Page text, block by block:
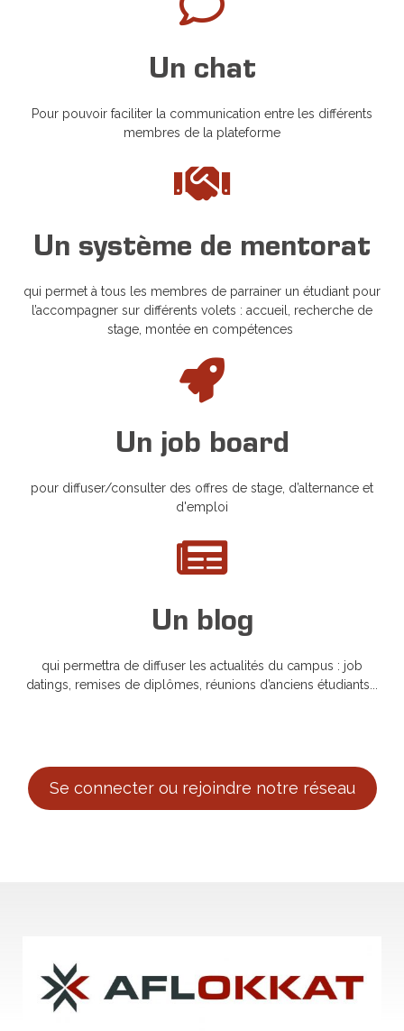
Un chat
Pour pouvoir faciliter la communication entre les différents
membres de la plateforme
Un système de mentorat
qui permet à tous les membres de parrainer un étudiant pour
l’accompagner sur différents volets : accueil, recherche de
stage, montée en compétences
Un job board
pour diffuser/consulter des offres de stage, d’alternance et
d'emploi
Un blog
qui permettra de diffuser les actualités du campus : job
datings, remises de diplômes, réunions d’anciens étudiants...
Se connecter ou rejoindre notre réseau